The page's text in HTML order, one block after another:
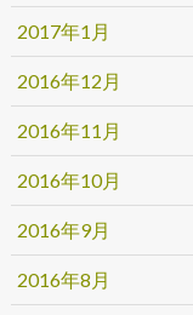
2017年1月
2016年12月
2016年11月
2016年10月
2016年9月
2016年8月